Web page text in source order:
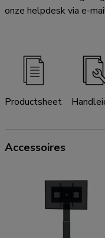
onze helpdesk via e-
Productsheet
Accessoires